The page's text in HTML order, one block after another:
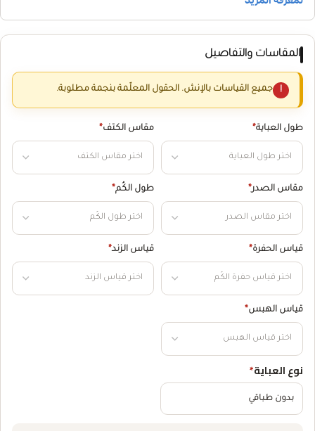
المقاسات والتفاصيل
جميع القياسات بالإنش. الحقول المعلّمة بنجمة مطلوبة.
طول العباية* مقاس الكتف*
مقاس الصدر* طول الكُم*
قياس الحفرة* قياس الزند*
قياس الهبس*
نوع العباية*
بدون طباقي